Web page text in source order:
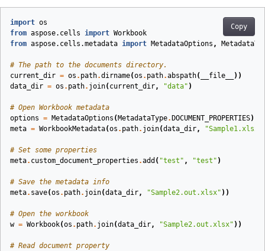
Copy
import os
from aspose.cells import Workbook
from aspose.cells.metadata import MetadataOptions ,
# The path to the documents directory.
current_dir = os . path.dirname(os . path.abspath( __file__
))
data_dir = os . path. join(current_dir, "data" )
# Open Workbook metadata
options = MetadataOptions (MetadataType.DOCUMENT_PROPERTIES)
meta = WorkbookMetadata(os . path. join(data_dir, "Sample1.xlsx"
# Set some properties
meta. custom_document_properties .add ( "test" , "test" )
# Save the metadata info
meta. save(os . path. join(data_dir, "Sample2.out.xlsx" ))
# Open the workbook
w = Workbook(os . path. join(data_dir, "Sample2.out.xlsx" ))
# Read document property